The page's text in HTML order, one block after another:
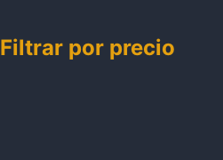
Filtrar por precio